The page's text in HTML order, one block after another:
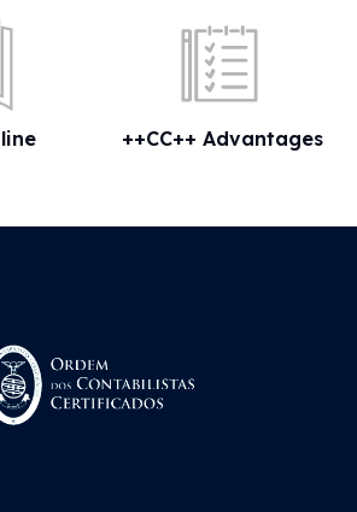
++CC++ Advantages